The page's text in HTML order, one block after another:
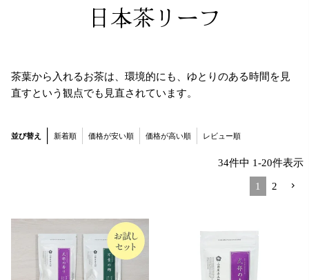
日本茶リーフ
茶葉から入れるお茶は、環境的にも、ゆとりのある時間を見
直すという観点でも見直されています。
並び替え 新着順 価格が安い順 価格が高い順 レビュー順
34件中 1-20件表示
1 2